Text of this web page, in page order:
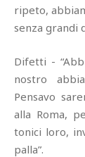
ripeto,
senza grandi
Difetti -
nostro
Pensavo
alla Roma,
tonici loro,
palla”.